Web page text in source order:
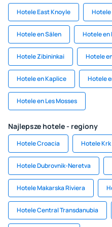
Hotele East Knoyle Hotele
Hotele en Sälen Hotele en
Hotele Zibininkai Hotele
Hotele en Kaplice Hotele
Hotele en Les Mosses
Najlepsze hotele - regiony
Hotele Croacia Hotele Krk
Hotele Dubrovnik-Neretva
Hotele Makarska Riviera
Hotele Central Transdanubia